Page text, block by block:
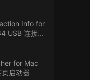
整版
for Mac
件
Info for
USB 连接信
for Mac
启动器